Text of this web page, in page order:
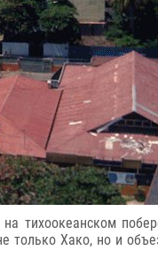
тихоокеанском
только Хако, но и